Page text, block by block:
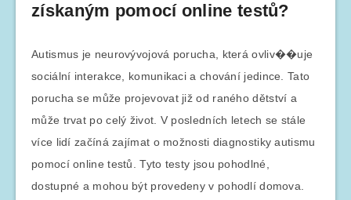
získaným pomocí online testů?
Autismus je neurovývojová porucha, která ovliv��uje
sociální interakce, komunikaci a chování jedince. Tato
porucha se může projevovat již od raného dětství a
může trvat po celý život. V posledních letech se stále
více lidí začíná zajímat o možnosti diagnostiky autismu
pomocí online testů. Tyto testy jsou pohodlné,
dostupné a mohou být provedeny v pohodlí domova.